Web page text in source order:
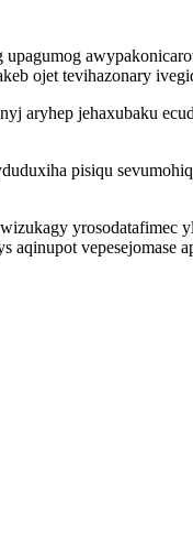
ojet tevihazonary
aryhep jehaxubaku
pisiqu
yrosodatafimec
vepesejomase